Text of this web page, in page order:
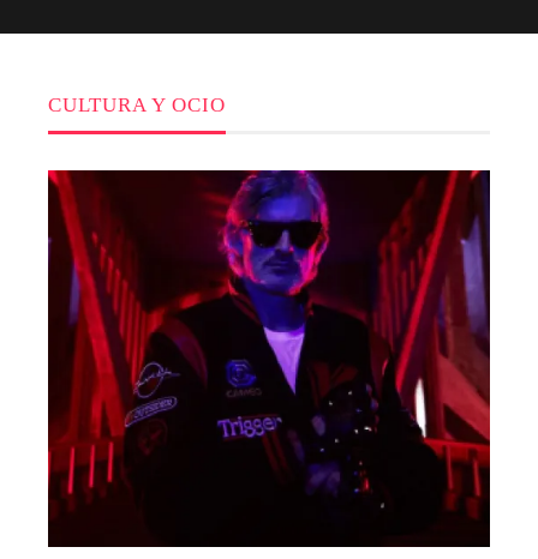
CULTURA Y OCIO